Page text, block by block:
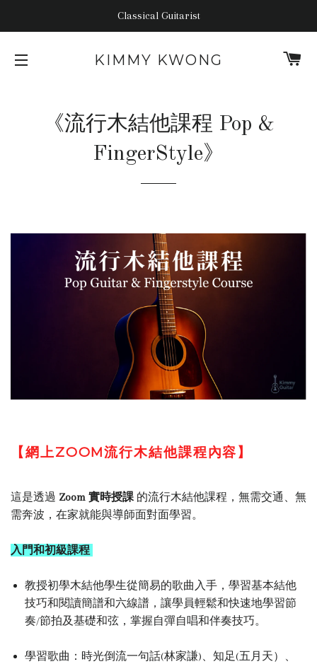
Classical Guitarist
KIMMY KWONG
《流行木結他課程 Pop &
FingerStyle》
【網上ZOOM流行木結他課程內容】
這是透過 Zoom 實時授課 的流行木結他課程 ，無需交通、無
需奔波，在家就能與導師面對面學習。
入門和初級課程
教授初學木結他學生從簡易的歌曲入手，學習基本結他
技巧和閱讀簡譜和六線譜，讓學員輕鬆和快速地學習節
奏/節拍及基礎和弦，掌握自彈自唱和伴奏技巧。
學習歌曲：時光倒流一句話(林家謙)、知足(五月天）、